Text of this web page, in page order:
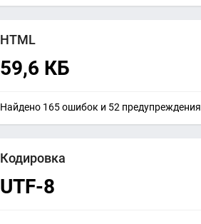
HTML
59,6 КБ
Найдено 165 ошибок и 52 предупреждения
Кодировка
UTF-8